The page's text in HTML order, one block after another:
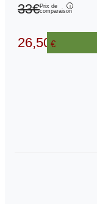
33€Prix de
comparaison
26,50€